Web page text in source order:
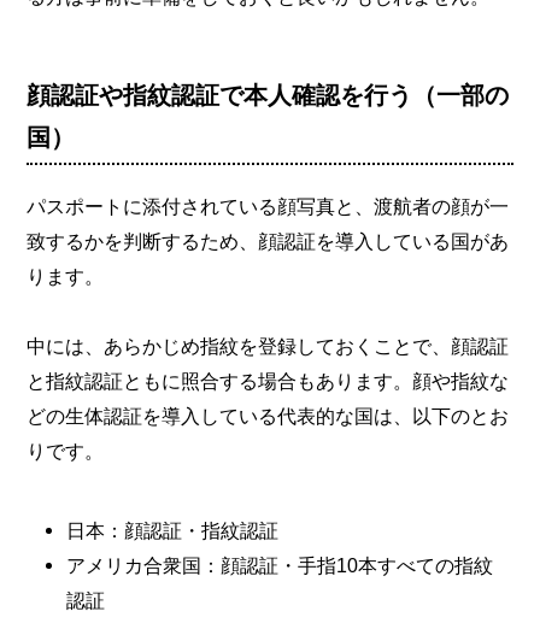
顔認証や指紋認証で本人確認を行う（一部の
国）
パスポートに添付されている顔写真と、渡航者の顔が一
致するかを判断するため、顔認証を導入している国があ
ります。
中には、あらかじめ指紋を登録しておくことで、顔認証
と指紋認証ともに照合する場合もあります。顔や指紋な
どの生体認証を導入している代表的な国は、以下のとお
りです。
日本：顔認証・指紋認証
アメリカ合衆国：顔認証・手指10本すべての指紋
認証